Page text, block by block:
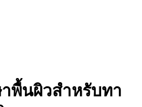
พื้นผิวสําหรับทา